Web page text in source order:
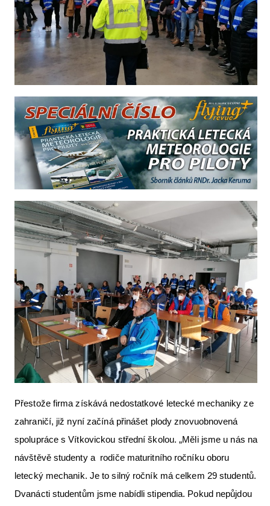
Přestože firma získává nedostatkové letecké mechaniky ze
zahraničí, již nyní začíná přinášet plody znovuobnovená
spolupráce s Vítkovickou střední školou. „Měli jsme u nás na
návštěvě studenty a rodiče maturitního ročníku oboru
letecký mechanik. Je to silný ročník má celkem 29 studentů.
Dvanácti studentům jsme nabídli stipendia. Pokud nepůjdou